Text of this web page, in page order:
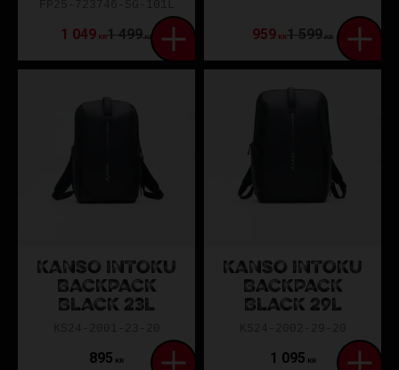
1 049KR1 499KR 959 KR1 599KR
KANSO INTOKU
BACKPACK
BLACK 23L
895 KR
KANSO INTOKU
BACKPACK
BLACK 29L
1 095 KR